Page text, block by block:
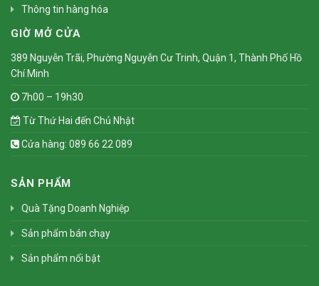
Thông tin hàng hóa
GIỜ MỞ CỬA
389 Nguyễn Trãi, Phường Nguyễn Cư Trinh, Quận 1, Thành Phố Hồ
Chí Minh
7h00 – 19h30
Từ Thứ Hai đến Chủ Nhật
Cửa hàng: 089 66 22 089
SẢN PHẨM
Quà Tặng Doanh Nghiệp
Sản phẩm bán chạy
Sản phẩm nổi bật